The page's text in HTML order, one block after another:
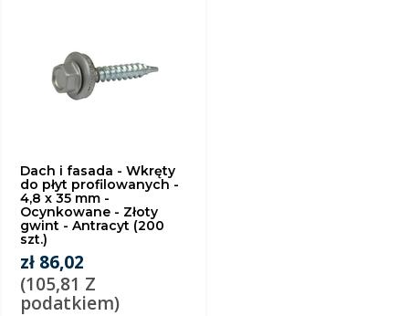
Dach i fasada - Wkręty
do płyt profilowanych -
4,8 x 35 mm -
Ocynkowane - Złoty
gwint - Antracyt (200
szt.)
zł 86,02
(105,81 Z
podatkiem)